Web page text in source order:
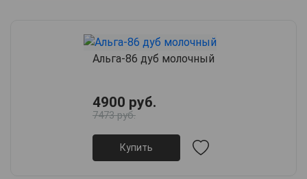
Альга-86 дуб молочный
4900 руб.
7473 руб.
Купить